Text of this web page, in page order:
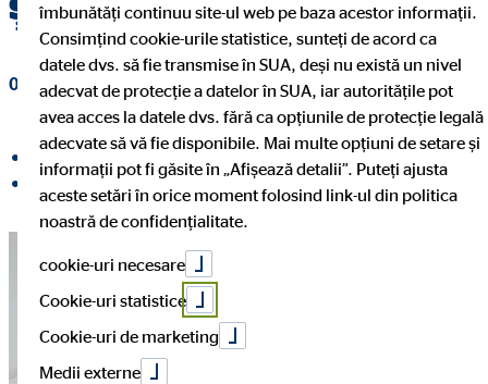
02. mai 2023 |OVB România
Distribuiți pe Facebook
Distribuiți pe LinkedIn
îmbunătăți continuu site-ul web pe baza acestor informații.
Consimțind cookie-urile statistice, sunteți de acord ca
datele dvs. să fie transmise în SUA, deși nu există un nivel
adecvat de protecție a datelor în SUA, iar autoritățile pot
avea acces la datele dvs. fără ca opțiunile de protecție legală
adecvate să vă fie disponibile. Mai multe opțiuni de setare și
informații pot fi găsite în „Afișează detalii”. Puteți ajusta
aceste setări în orice moment folosind link-ul din politica
noastră de confidențialitate.
cookie-uri necesare
Cookie-uri statistice
Cookie-uri de marketing
Medii externe